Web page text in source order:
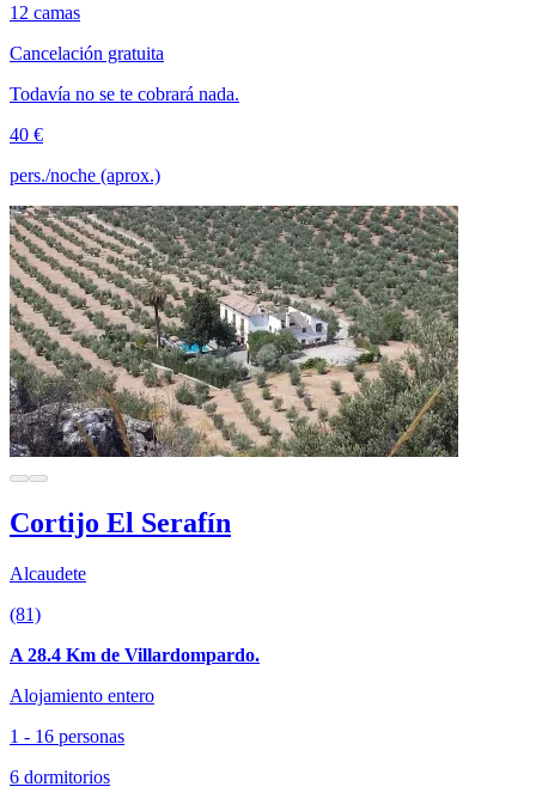
12 camas
Cancelación gratuita
Todavía no se te cobrará nada.
40 €
pers./noche (aprox.)
Cortijo El Serafín
Alcaudete
(81)
A 28.4 Km de Villardompardo.
Alojamiento entero
1 - 16 personas
6 dormitorios